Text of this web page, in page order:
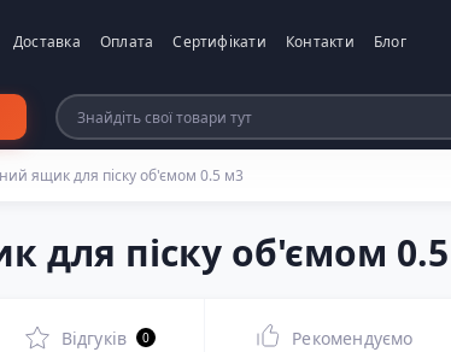
Доставка Оплата Сертифікати Контакти Блог
ящик для піску об'ємом 0.5 м3
для піску об'ємом
Відгуків 0 Рекомендуємо